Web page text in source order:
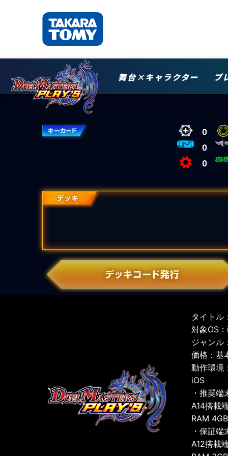
舞台×キャラクター プ
0
0
0
タイトル
対象OS
ジャンル
価格：基
動作環境
iOS
・推奨端
A14搭載
RAM
・保証端
A12搭載